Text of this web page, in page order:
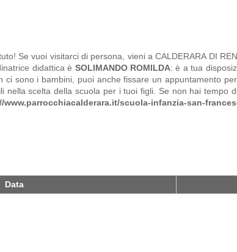
Se vuoi visitarci di persona, vieni a CALDERARA DI
didattica è SOLIMANDO ROMILDA: è a tua
ci sono i bambini, puoi anche fissare un appuntamento
nella scelta della scuola per i tuoi figli. Se non hai tempo
www.parrocchiacalderara.it/scuola-infanzia-san-
Data